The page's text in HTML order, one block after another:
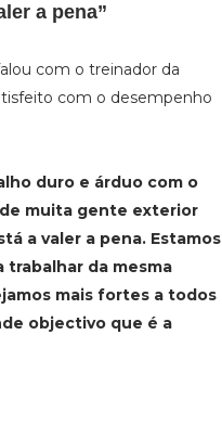
a pena”
com o treinador da
com o desempenho
duro e árduo com o
muita gente exterior
a valer a pena. Estamos
trabalhar da mesma
mais fortes a todos
objectivo que é a